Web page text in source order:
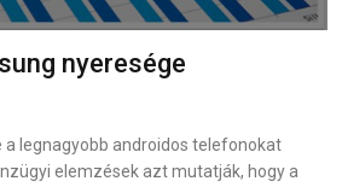
nyeresége
a legnagyobb androidos telefonokat
elemzések azt mutatják, hogy a